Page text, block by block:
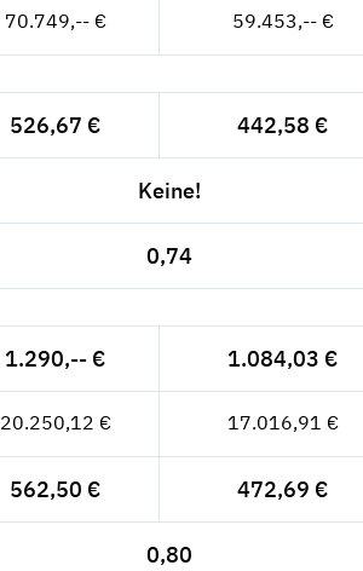
70.749,-- € 59.453,-- €
526,67 € 442,58 €
Keine!
0,74
1.290,-- € 1.084,03 €
20.250,12 € 17.016,91 €
562,50 € 472,69 €
0,80